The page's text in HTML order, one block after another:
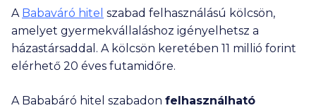
A Babaváró hitel szabad felhasználású kölcsön,
amelyet gyermekvállaláshoz igényelhetsz a
házastársaddal. A kölcsön keretében 11 millió forint
elérhető 20 éves futamidőre.
A Bababáró hitel szabadon felhasználható